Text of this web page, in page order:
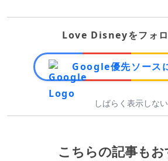
Love Disneyをフォ
Google優先ソース
しばらく表示しない
こちらの記事も